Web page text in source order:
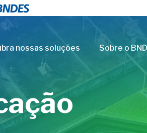
nossas soluções Sobre o